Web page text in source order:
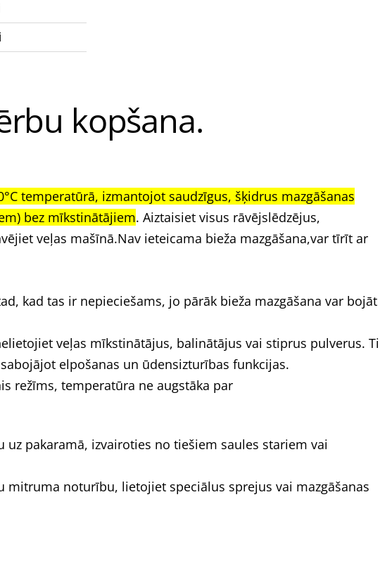
kopšana.
temperatūrā, izmantojot saudzīgus, šķidrus mazgāšanas
bez mīkstinātājiem. Aiztaisiet visus rāvējslēdzējus,
veļas mašīnā.Nav ieteicama bieža mazgāšana,var tīrīt ar
kad tas ir nepieciešams, jo pārāk bieža mazgāšana var bojāt
veļas mīkstinātājus, balinātājus vai stiprus pulverus.
elpošanas un ūdensizturības funkcijas.
režīms, temperatūra ne augstāka par
uz pakaramā, izvairoties no tiešiem saules stariem vai
mitruma noturību, lietojiet speciālus sprejus vai mazgāšanas